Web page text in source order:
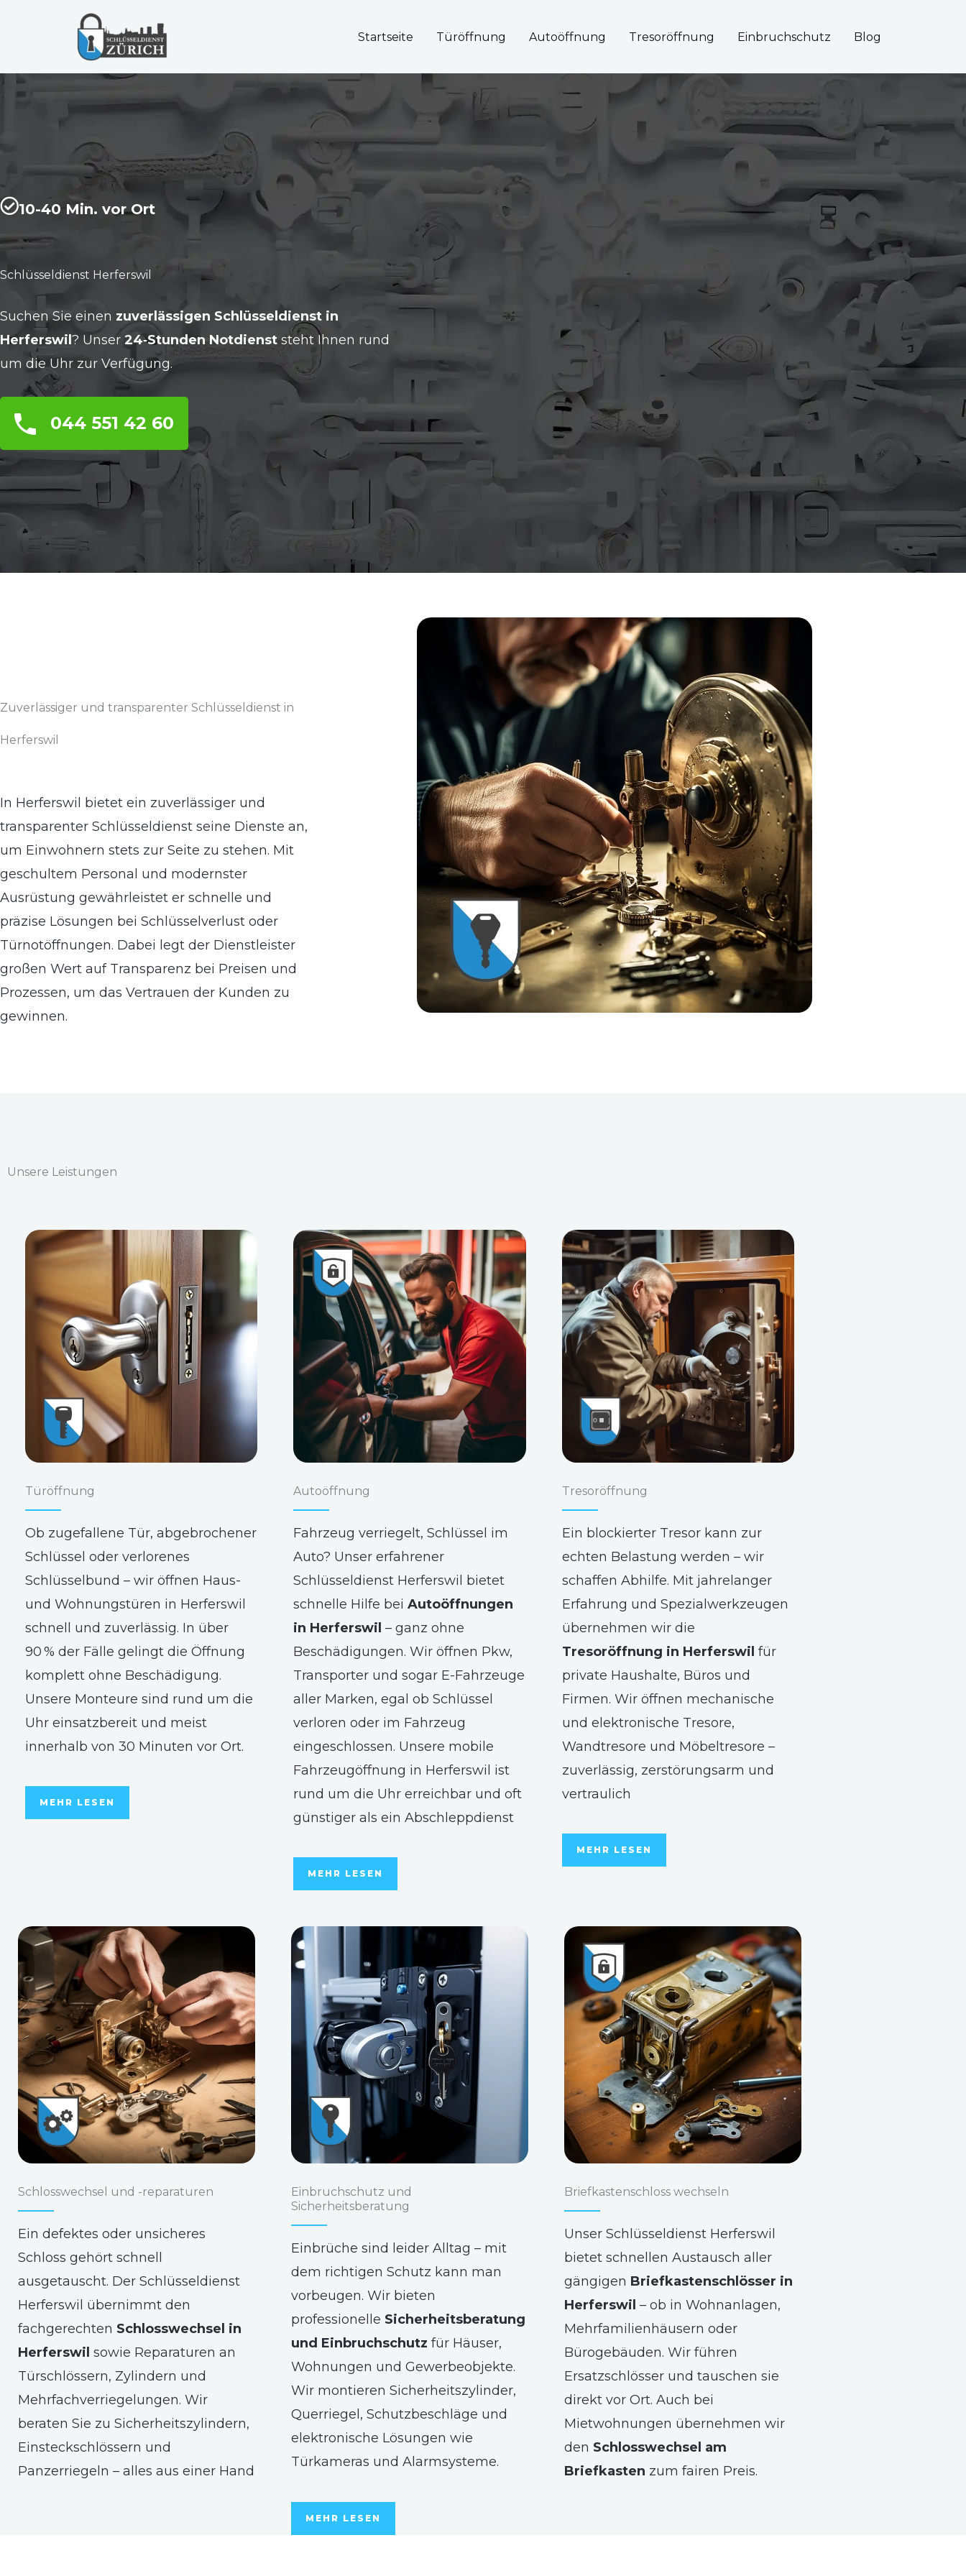
Startseite Türöffnung Autoöffnung Tresoröffnung Einbruchschutz Blog
10-40 Min. vor Ort
Schlüsseldienst Herferswil
Suchen Sie einen zuverlässigen Schlüsseldienst in
Herferswil ? Unser 24‑Stunden Notdienst steht Ihnen rund
um die Uhr zur Verfügung.
044 551 42 60
Zuverlässiger und transparenter Schlüsseldienst in
Herferswil
In Herferswil bietet ein zuverlässiger und
transparenter Schlüsseldienst seine Dienste an,
um Einwohnern stets zur Seite zu stehen. Mit
geschultem Personal und modernster
Ausrüstung gewährleistet er schnelle und
präzise Lösungen bei Schlüsselverlust oder
Türnotöffnungen. Dabei legt der Dienstleister
großen Wert auf Transparenz bei Preisen und
Prozessen, um das Vertrauen der Kunden zu
gewinnen.
Unsere Leistungen
Türöffnung
Ob zugefallene Tür, abgebrochener
Schlüssel oder verlorenes
Schlüsselbund – wir öffnen Haus-
und Wohnungstüren in Herferswil
schnell und zuverlässig. In über
90 % der Fälle gelingt die Öffnung
komplett ohne Beschädigung.
Unsere Monteure sind rund um die
Uhr einsatzbereit und meist
innerhalb von 30 Minuten vor Ort.
MEHR LESEN
Autoöffnung
Fahrzeug verriegelt, Schlüssel im
Auto? Unser erfahrener
Schlüsseldienst Herferswil bietet
schnelle Hilfe beiAutoöffnungen
in Herferswil – ganz ohne
Beschädigungen. Wir öffnen Pkw,
Transporter und sogar E-Fahrzeuge
aller Marken, egal ob Schlüssel
verloren oder im Fahrzeug
eingeschlossen. Unsere mobile
Fahrzeugöffnung in Herferswil ist
rund um die Uhr erreichbar und oft
günstiger als ein Abschleppdienst
MEHR LESEN
Tresoröffnung
Ein blockierter Tresor kann zur
echten Belastung werden – wir
schaffen Abhilfe. Mit jahrelanger
Erfahrung und Spezialwerkzeugen
übernehmen wir die
Tresoröffnung in Herferswil für
private Haushalte, Büros und
Firmen. Wir öffnen mechanische
und elektronische Tresore,
Wandtresore und Möbeltresore –
zuverlässig, zerstörungsarm und
vertraulich
MEHR LESEN
Schlosswechsel und -reparaturen
Ein defektes oder unsicheres
Schloss gehört schnell
ausgetauscht. Der Schlüsseldienst
Herferswil übernimmt den
fachgerechten Schlosswechsel in
Herferswil sowie Reparaturen an
Türschlössern, Zylindern und
Mehrfachverriegelungen. Wir
beraten Sie zu Sicherheitszylindern,
Einsteckschlössern und
Panzerriegeln – alles aus einer Hand
Einbruchschutz und
Sicherheitsberatung
Einbrüche sind leider Alltag – mit
dem richtigen Schutz kann man
vorbeugen. Wir bieten
professionelle Sicherheitsberatung
und Einbruchschutz für Häuser,
Wohnungen und Gewerbeobjekte.
Wir montieren Sicherheitszylinder,
Querriegel, Schutzbeschläge und
elektronische Lösungen wie
Türkameras und Alarmsysteme.
MEHR LESEN
Briefkastenschloss wechseln
Unser Schlüsseldienst Herferswil
bietet schnellen Austausch aller
gängigen Briefkastenschlösser in
Herferswil – ob in Wohnanlagen,
Mehrfamilienhäusern oder
Bürogebäuden. Wir führen
Ersatzschlösser und tauschen sie
direkt vor Ort. Auch bei
Mietwohnungen übernehmen wir
den Schlosswechsel am
Briefkasten zum fairen Preis.